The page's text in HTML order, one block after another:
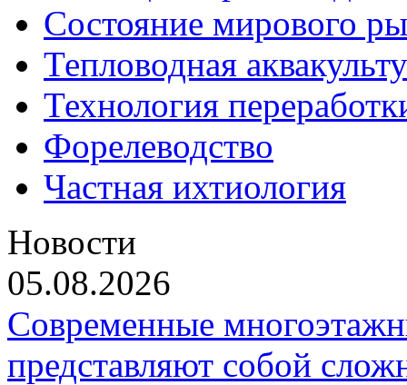
Состояние мирового
Тепловодная
Технология
Форелеводство
Частная ихтиология
Новости
05.08.2026
Современные
представляют собой